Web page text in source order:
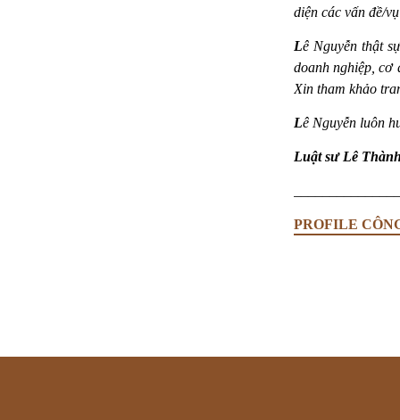
diện các vấn đề/
Lê Nguyễn thật
doanh nghiệp, cơ
Xin tham khảo
Lê Nguyễn luôn
Luật sư Lê
PROFILE